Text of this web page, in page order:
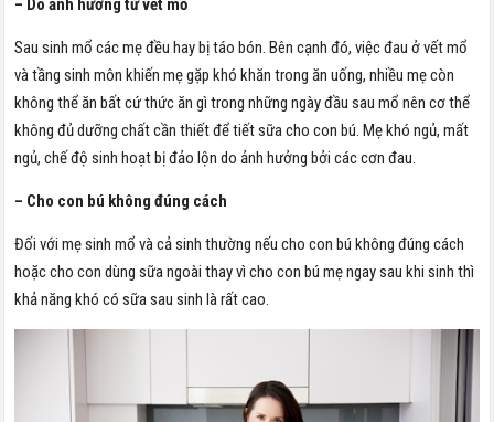
– Do ảnh hưởng từ vết mổ
Sau sinh mổ các mẹ đều hay bị táo bón. Bên cạnh đó, việc đau ở vết mổ
và tầng sinh môn khiến mẹ gặp khó khăn trong ăn uống, nhiều mẹ còn
không thể ăn bất cứ thức ăn gì trong những ngày đầu sau mổ nên cơ thể
không đủ dưỡng chất cần thiết để tiết sữa cho con bú. Mẹ khó ngủ, mất
ngủ, chế độ sinh hoạt bị đảo lộn do ảnh hưởng bởi các cơn đau.
– Cho con bú không đúng cách
Đối với mẹ sinh mổ và cả sinh thường nếu cho con bú không đúng cách
hoặc cho con dùng sữa ngoài thay vì cho con bú mẹ ngay sau khi sinh thì
khả năng khó có sữa sau sinh là rất cao.